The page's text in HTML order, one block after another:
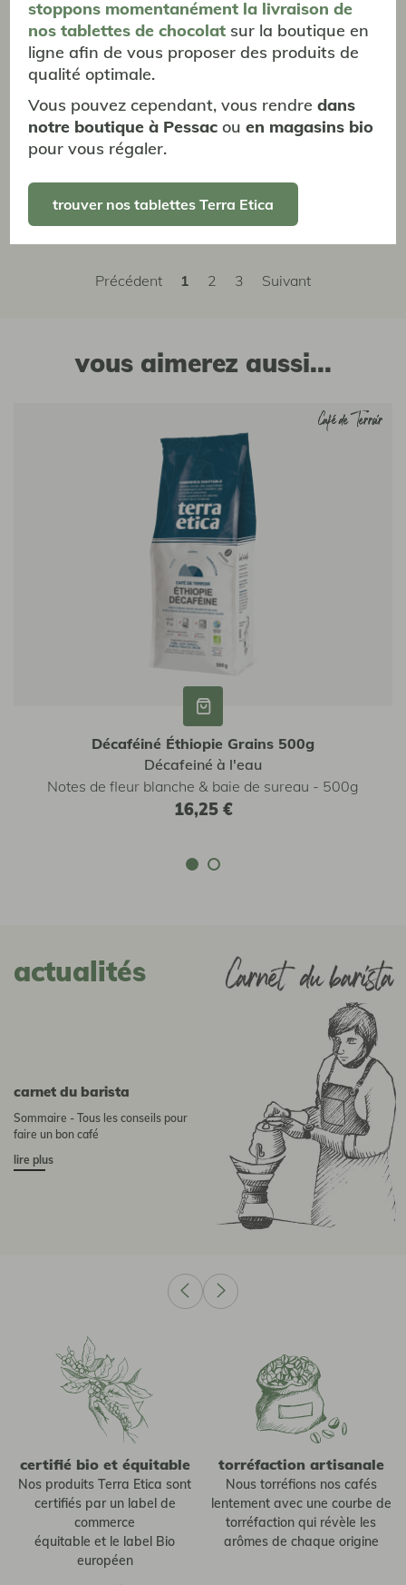
JPP
24/07/2024
Tarif !
Bonjour , je prends ce café décaféiné et aussi en grains
j'en suis très content . Mon fournisseur habituel étant en
rupture de stock, j'ai commandé sur votre site .
Précédent 1 2 3 Suivant
vous aimerez aussi...
Café de Terroir
Café de Terroir
Décaféiné Éthiopie Grains 500g
Décafeiné à l'eau
Notes de fleur blanche & baie de sureau - 500g
16,25 €
actualités
Carnet du barista
Sommaire - Tous les conseils pour
faire un bon café
lire plus
certifié bio et équitable
Nos produits Terra Etica sont
certifiés par un label de
commerce
équitable et le label Bio
européen
torréfaction artisanale
Nous torréfions nos cafés
lentement avec une courbe de
torréfaction qui révèle les
arômes de chaque origine
stoppons momentanément la livraison de
nos tablettes de chocolat sur la boutique en
ligne afin de vous proposer des produits de
qualité optimale.
Vous pouvez cependant, vous rendredans
notre boutique à Pessac ouen magasins bio
pour vous régaler.
trouver nos tablettes Terra Etica